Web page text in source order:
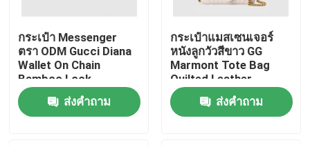
กระเป๋า Messenger
ตรา ODM Gucci Diana
Wallet On Chain
Bamboo Lock
ส่งคำถาม
กระเป๋าแมสเซนเจอร์
หนังลูกวัวสีขาว GG
Marmont Tote Bag
Quilted Leather
ส่งคำถาม